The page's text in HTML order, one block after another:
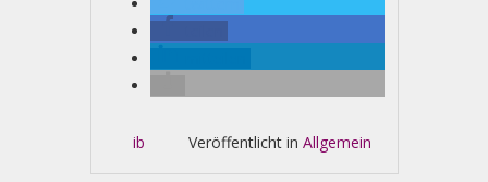
ib Veröffentlicht inAllgemein